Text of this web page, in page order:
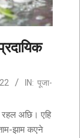
IN: पूजा-
अछि। एहि
झाम कएने